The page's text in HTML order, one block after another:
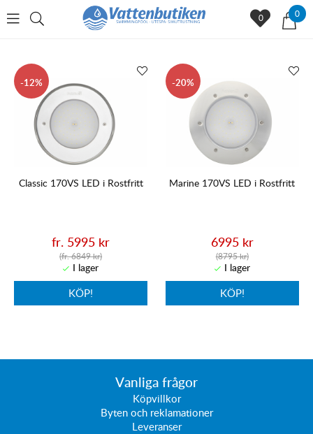
0
0
12
Classic 170VS LED i Rostfritt
fr. 5995 kr
(fr. 6849 kr)
KÖP!
20
Marine 170VS LED i Rostfritt
6995 kr
(8795 kr)
KÖP!
Vanliga frågor
Köpvillkor
Byten och reklamationer
Leveranser